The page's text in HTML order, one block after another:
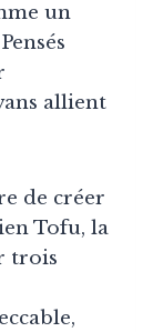
un
allient
de créer
Tofu, la
trois